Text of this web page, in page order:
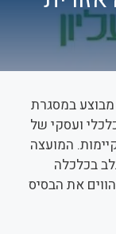
מבוצע במסגרת
ועסקי של
המועצה
בכלכלה
את הבסיס